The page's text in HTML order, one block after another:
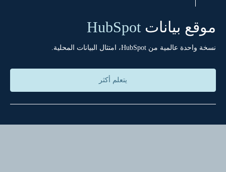
موقع بيانات HubSpot
نسخة واحدة عالمية من HubSpot، امتثال البيانات المحلية.
يتعلم أكثر